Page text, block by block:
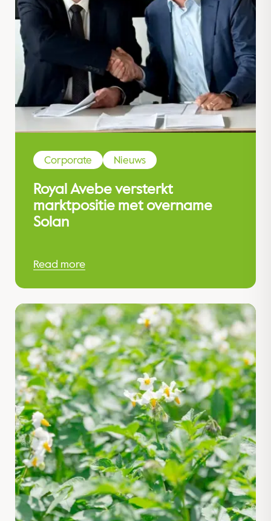
Corporate Nieuws
Royal Avebe versterkt
marktpositie met overname
Solan
Read more